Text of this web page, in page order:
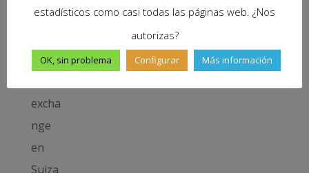
estadísticos como casi todas las páginas web. ¿Nos
autorizas?
OK, sin problema Configurar Más información